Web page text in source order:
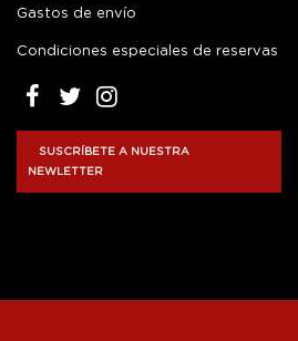
Gastos de envío
Condiciones especiales de reservas
SUSCRÍBETE A NUESTRA
NEWLETTER